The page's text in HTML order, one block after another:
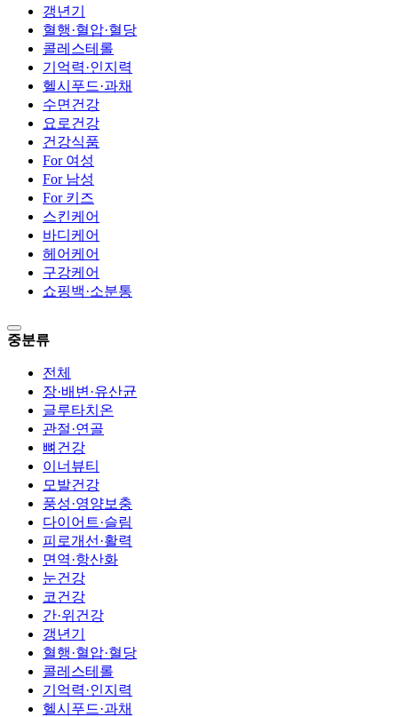
갱년기
혈행·혈압·혈당
콜레스테롤
기억력·인지력
헬시푸드·과채
수면건강
요로건강
건강식품
For 여성
For 남성
For 키즈
스킨케어
바디케어
헤어케어
구강케어
쇼핑백·소분통
중분류
전체
장·배변·유산균
글루타치온
관절·연골
뼈건강
이너뷰티
모발건강
풍성·영양보충
다이어트·슬림
피로개선·활력
면역·항산화
눈건강
코건강
간·위건강
갱년기
혈행·혈압·혈당
콜레스테롤
기억력·인지력
헬시푸드·과채